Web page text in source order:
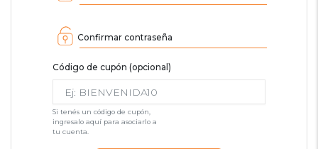
Confirmar contraseña
Código de cupón (opcional)
Si tenés un código de cupón,
ingresalo aquí para asociarlo a
tu cuenta.